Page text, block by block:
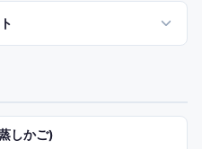
しかご)